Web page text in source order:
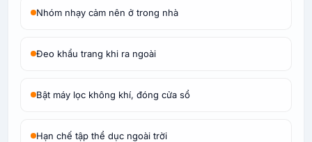
Nhóm nhạy cảm nên ở trong nhà
Đeo khẩu trang khi ra ngoài
Bật máy lọc không khí, đóng cửa sổ
Hạn chế tập thể dục ngoài trời